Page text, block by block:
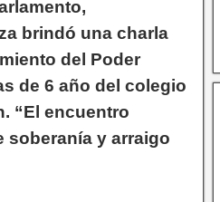
brindó una charla
del Poder
de 6 año del colegio
“El encuentro
soberanía y arraigo